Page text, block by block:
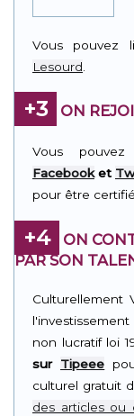
Vous pouvez
Lesourd
+3 ON
Vous
Facebooket
pour être
+4
ON
PAR SON
Culturellement
non lucratif loi
sur Tipeee
culturel gratuit
des articles ou